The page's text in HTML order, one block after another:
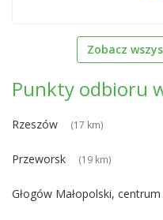
Zobacz
Punkty odbioru
Rzeszów (17 km)
Przeworsk (19 km)
Głogów Małopolski, centrum